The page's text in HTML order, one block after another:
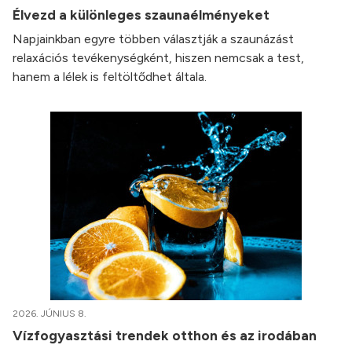
Élvezd a különleges szaunaélményeket
Napjainkban egyre többen választják a szaunázást
relaxációs tevékenységként, hiszen nemcsak a test,
hanem a lélek is feltöltődhet általa.
2026. JÚNIUS 8.
Vízfogyasztási trendek otthon és az irodában